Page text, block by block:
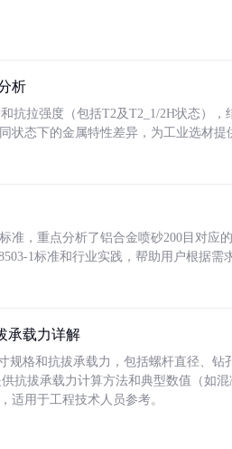
析
抗拉强度（包括T2及T2_1/2H状态），
状态下的金属特性差异，为工业选材提
准，重点分析了铝合金喷砂200目对应
1标准和行业实践，帮助用户根据需
承载力详解
规格和抗拔承载力，包括螺杆直径、
抗拔承载力计算方法和典型数值（如
适用于工程技术人员参考。